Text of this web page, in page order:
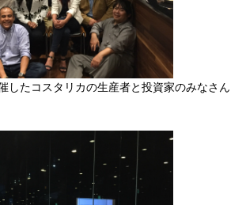
したコスタリカの生産者と投資家のみなさん